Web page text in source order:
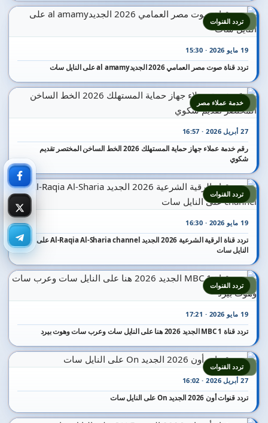
2
19 مايو 2026 · 15:30
تردد قناة صوت مصر العمامي 2026 الجديدal amamy على النايل سات
تردد القنوات
3
27 أبريل 2026 · 16:57
رقم خدمة عملاء جهاز حماية المستهلك 2026 الخط الساخن المختصر تقديم
شكوي
خدمة عملاء مصر
4
19 مايو 2026 · 16:30
تردد قناة الرقية الشرعية 2026 الجديد Al-Raqia Al-Sharia channel على
النايل سات
تردد القنوات
5
19 مايو 2026 · 17:21
تردد قناة MBC 1 الجديد 2026 هنا على النايل سات وعرب سات وهوت بيرد
تردد القنوات
6
27 أبريل 2026 · 16:02
تردد قنوات أون 2026 الجديد On على النايل سات
تردد القنوات